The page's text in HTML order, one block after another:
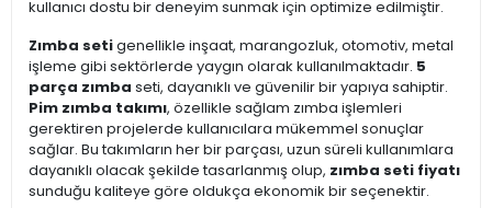
kullanıcı dostu bir deneyim sunmak için optimize edilmiştir.
Zımba setigenellikle inşaat, marangozluk, otomotiv, metal
işleme gibi sektörlerde yaygın olarak kullanılmaktadır. 5
parça zımba seti, dayanıklı ve güvenilir bir yapıya sahiptir.
Pim zımba takımı, özellikle sağlam zımba işlemleri
gerektiren projelerde kullanıcılara mükemmel sonuçlar
sağlar. Bu takımların her bir parçası, uzun süreli kullanımlara
dayanıklı olacak şekilde tasarlanmış olup, zımba seti fiyatı
sunduğu kaliteye göre oldukça ekonomik bir seçenektir.